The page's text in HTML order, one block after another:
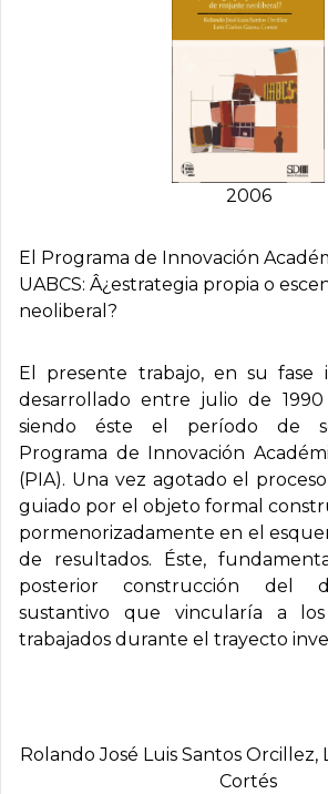
2006
El Programa de Innovación
UABCS: Â¿estrategia propia o
neoliberal?
El presente trabajo, en su fase
desarrollado entre julio de
siendo éste el período de
Programa de Innovación
(PIA). Una vez agotado el
guiado por el objeto formal
pormenorizadamente en el
de resultados. Éste,
posterior construcción del
sustantivo que vincularía a los
trabajados durante el trayecto
Rolando José Luis Santos Orcillez,
Cortés